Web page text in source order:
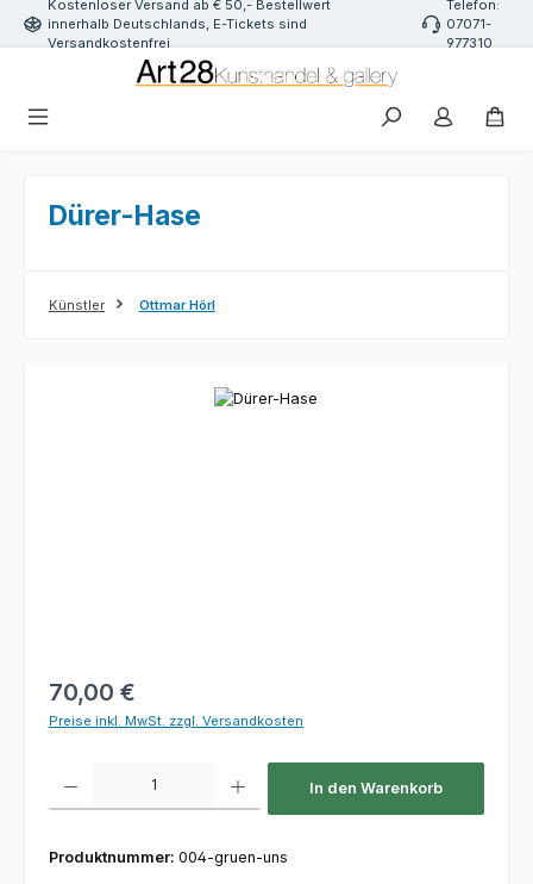
Zum Hauptinhalt springen
Kostenloser Versand ab € 50,- Bestellwert
innerhalb Deutschlands, E-Tickets sind
Versandkostenfrei
Telefon:
07071-
977310
Dürer-Hase
Künstler Ottmar Hörl
Bildergalerie überspringen
Regulärer Preis:
70,00 €
Preise inkl. MwSt. zzgl. Versandkosten
In den Warenkorb
Produktnummer: 004-gruen-uns